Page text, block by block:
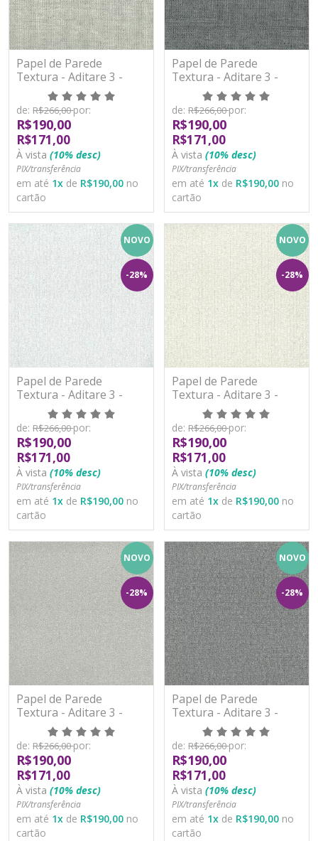
Papel de Parede
Textura - Aditare 3 -
AD300211R - Vinílico
de: R$266,00por:
R$190,00
R$171,00
À vista (10% desc)
PIX/transferência
em até 1x de R$190,00 no
cartão
Papel de Parede
Textura - Aditare 3 -
AD300212R - Vinílico
de: R$266,00por:
R$190,00
R$171,00
À vista (10% desc)
PIX/transferência
em até 1x de R$190,00 no
cartão
NOVO
-28%
Papel de Parede
Textura - Aditare 3 -
AD300301R - Vinílico
de: R$266,00por:
R$190,00
R$171,00
À vista (10% desc)
PIX/transferência
em até 1x de R$190,00 no
cartão
NOVO
-28%
Papel de Parede
Textura - Aditare 3 -
AD300302R - Vinílico
de: R$266,00por:
R$190,00
R$171,00
À vista (10% desc)
PIX/transferência
em até 1x de R$190,00 no
cartão
NOVO
-28%
Papel de Parede
Textura - Aditare 3 -
AD300303R - Vinílico
de: R$266,00por:
R$190,00
R$171,00
À vista (10% desc)
PIX/transferência
em até 1x de R$190,00 no
cartão
NOVO
-28%
Papel de Parede
Textura - Aditare 3 -
AD300304R - Vinílico
de: R$266,00por:
R$190,00
R$171,00
À vista (10% desc)
PIX/transferência
em até 1x de R$190,00 no
cartão